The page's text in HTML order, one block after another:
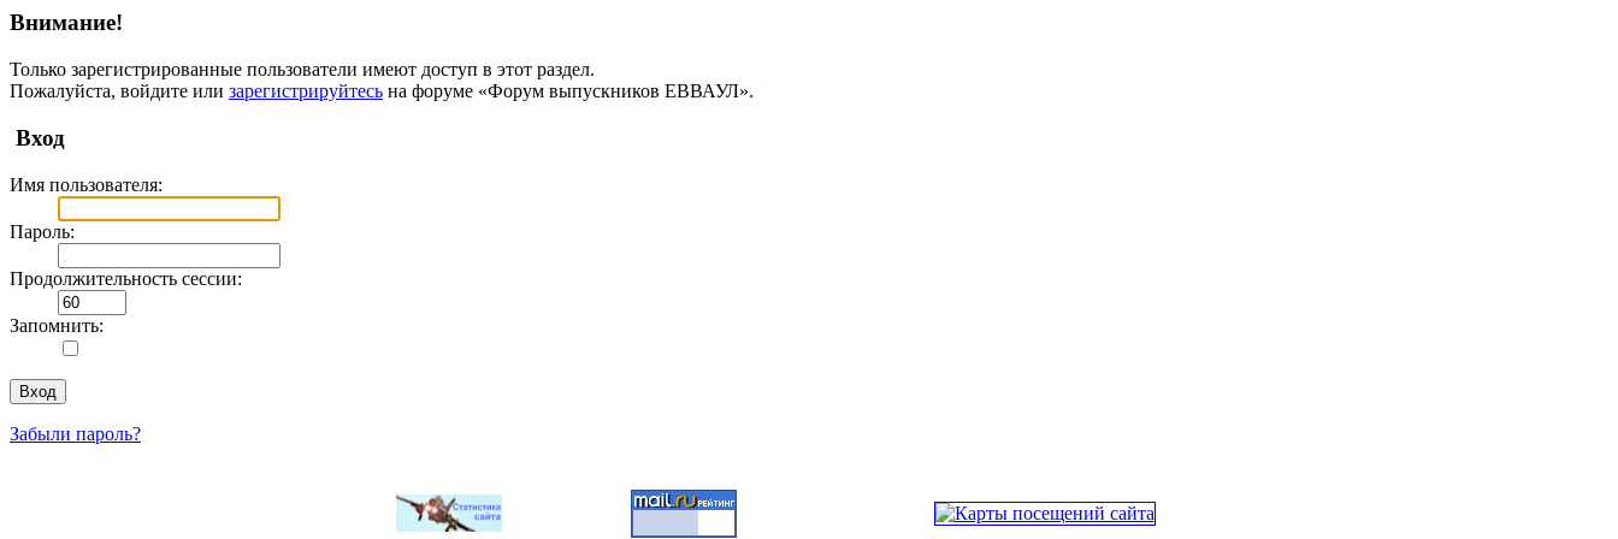
Внимание!
Только зарегистрированные пользователи имеют доступ в этот раздел.
Пожалуйста, войдите или зарегистрируйтесь на форуме «Форум выпускников ЕВВАУЛ».
Вход
Имя пользователя:
Пароль:
Продолжительность сессии:
Запомнить:
Забыли пароль?